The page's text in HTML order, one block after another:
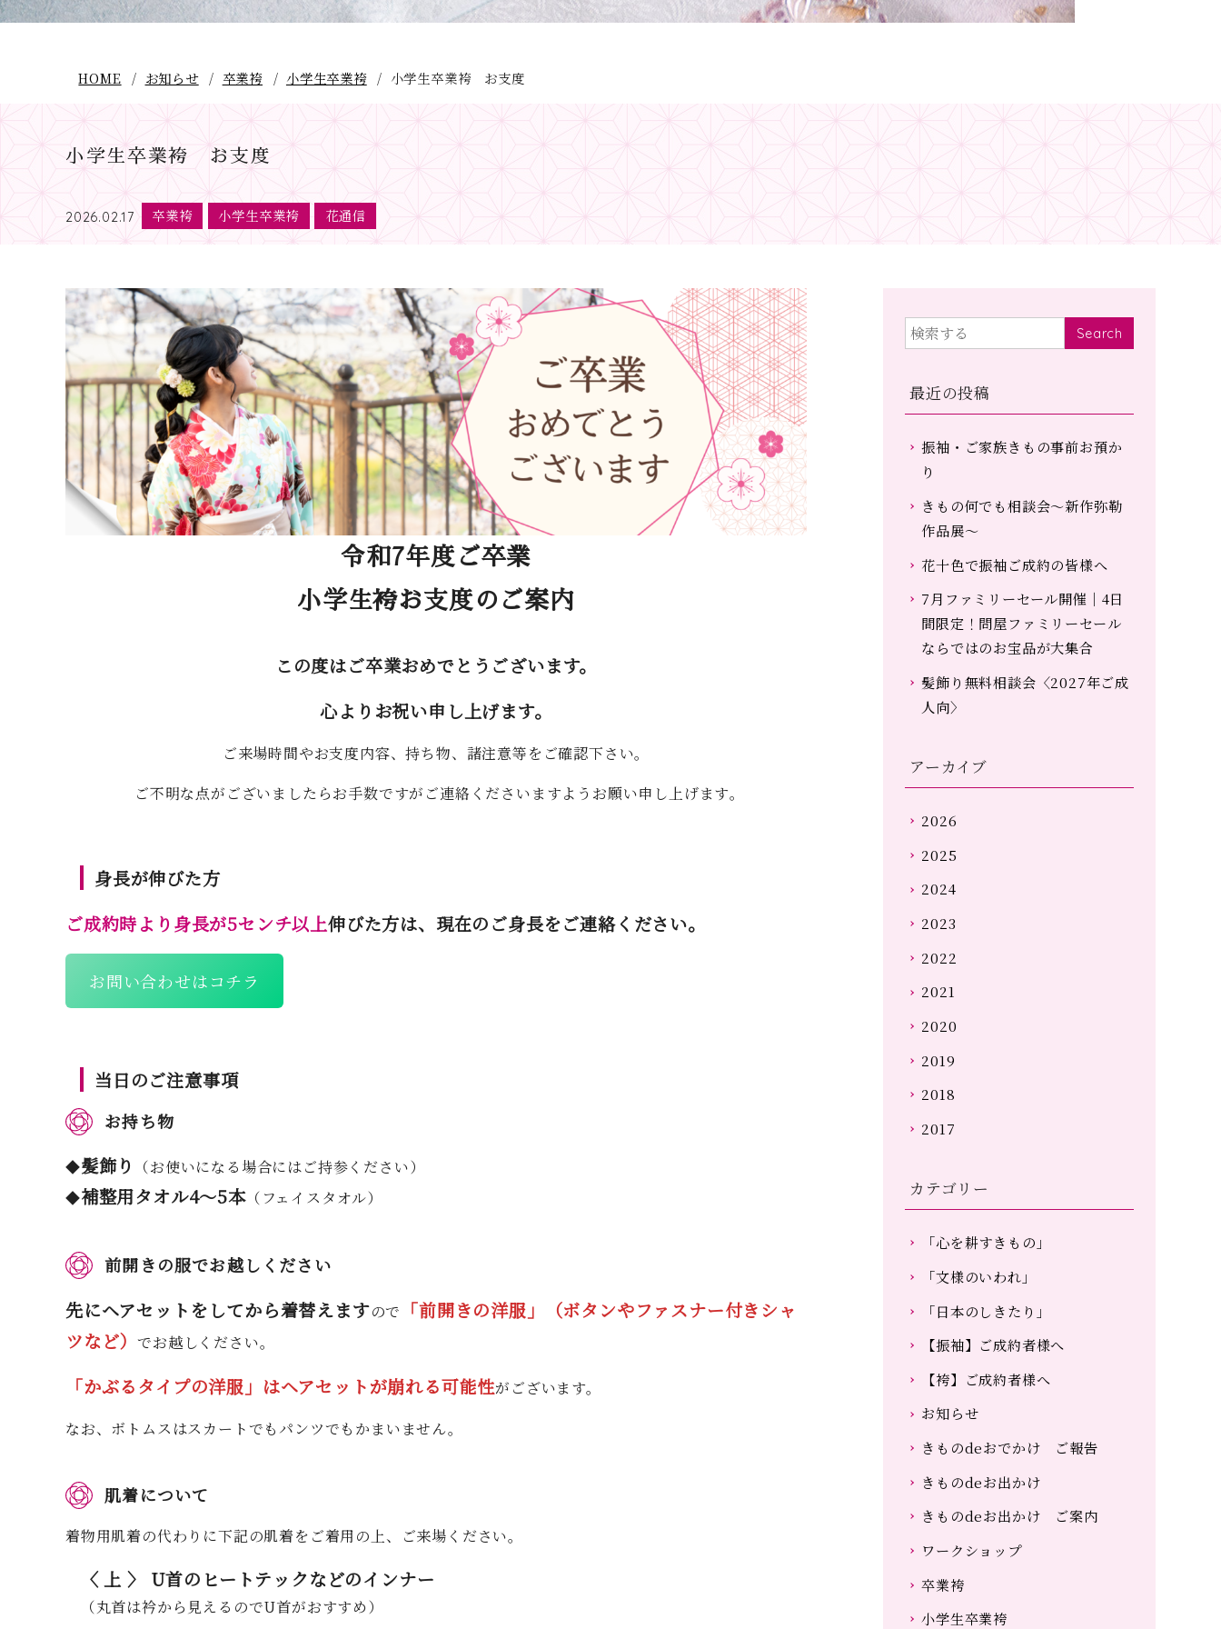
HOME お知らせ 卒業袴 小学生卒業袴 小学生卒業袴 お支度
小学生卒業袴 お支度
2026.02.17 卒業袴 小学生卒業袴 花通信
令和7年度ご卒業
小学生袴お支度のご案内
この度はご卒業おめでとうございます。
心よりお祝い申し上げます。
ご来場時間やお支度内容、持ち物、諸注意等をご確認下さい。
ご不明な点がございましたらお手数ですがご連絡くださいますようお願い申し上げます｡
身長が伸びた方
ご成約時より身長が5センチ以上伸びた方は、現在のご身長をご連絡ください。
お問い合わせはコチラ
当日のご注意事項
お持ち物
◆髪飾り
（お使いになる場合にはご持参ください）
◆補整用タオル4～5本（フェイスタオル）
前開きの服でお越しください
先にヘアセットをしてから着替えますので
「前開きの洋服」（ボタンやファスナー付きシャ
ツなど）でお越しください。
「かぶるタイプの洋服」はヘアセットが崩れる可能性がございます。
なお、ボトムスはスカートでもパンツでもかまいません。
肌着について
着物用肌着の代わりに下記の肌着をご着用の上、ご来場ください。
〈 上 〉 U首のヒートテックなどのインナー
（丸首は衿から見えるのでU首がおすすめ）
Search
最近の投稿
振袖・ご家族きもの事前お預か
り
きもの何でも相談会～新作弥勒
作品展～
花十色で振袖ご成約の皆様へ
7月ファミリーセール開催｜4日
間限定！問屋ファミリーセール
ならではのお宝品が大集合
髪飾り無料相談会〈2027年ご成
人向〉
アーカイブ
2026
2025
2024
2023
2022
2021
2020
2019
2018
2017
カテゴリー
「心を耕すきもの」
「文様のいわれ」
「日本のしきたり」
【振袖】ご成約者様へ
【袴】ご成約者様へ
お知らせ
きものdeおでかけ ご報告
きものdeお出かけ
きものdeお出かけ ご案内
ワークショップ
卒業袴
小学生卒業袴